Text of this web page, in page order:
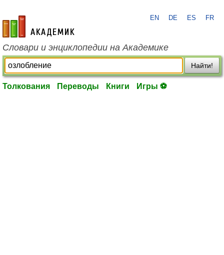
academic.ru
EN DE ES FR
Словари и энциклопедии на Академике
Найти!
Толкования Переводы Книги Игры ⚽